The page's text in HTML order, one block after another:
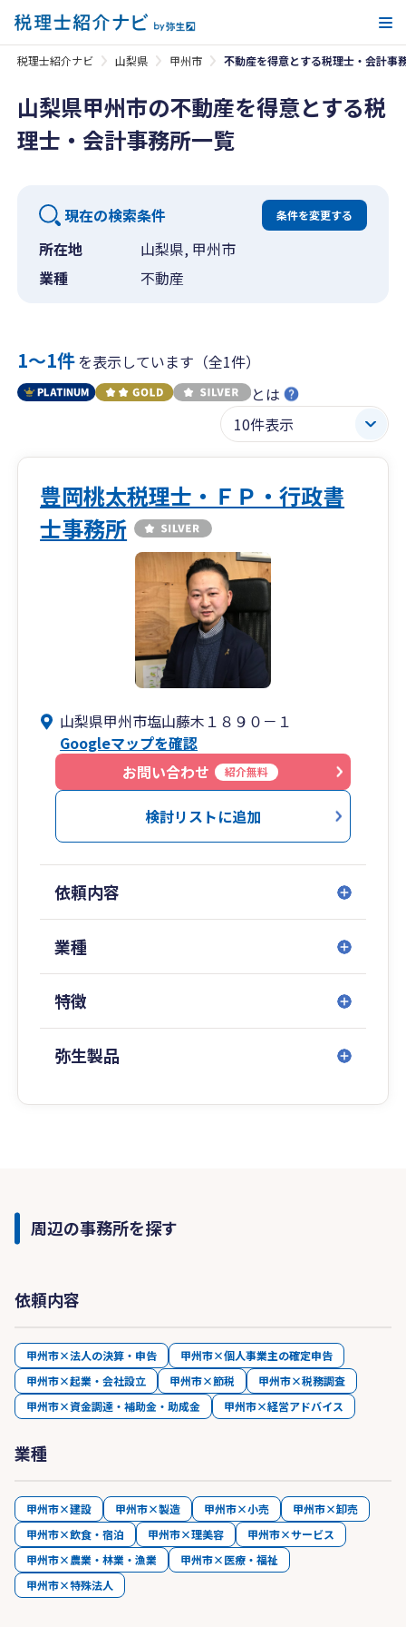
税理士紹介ナビ 山梨県 甲州市 不動産を得意とする税理士・会計事
山梨県甲州市の不動産を得意とする税
理士・会計事務所一覧
現在の検索条件 条件を変更する
所在地
山梨県, 甲州市
業種
不動産
1〜1件を表示しています（全1件）
とは
豊岡桃太税理士・ＦＰ・行政書
士事務所
山梨県甲州市塩山藤木１８９０－１
Googleマップを確認
お問い合わせ
紹介無料
検討リストに追加
依頼内容
業種
特徴
弥生製品
周辺の事務所を探す
依頼内容
甲州市×法人の決算・申告
甲州市×個人事業主の確定申告
甲州市×起業・会社設立
甲州市×節税
甲州市×税務調査
甲州市×資金調達・補助金・助成金
甲州市×経営アドバイス
業種
甲州市×建設 甲州市×製造 甲州市×小売
甲州市×卸売
甲州市×飲食・宿泊
甲州市×理美容
甲州市×サービス
甲州市×農業・林業・漁業
甲州市×医療・福祉
甲州市×特殊法人